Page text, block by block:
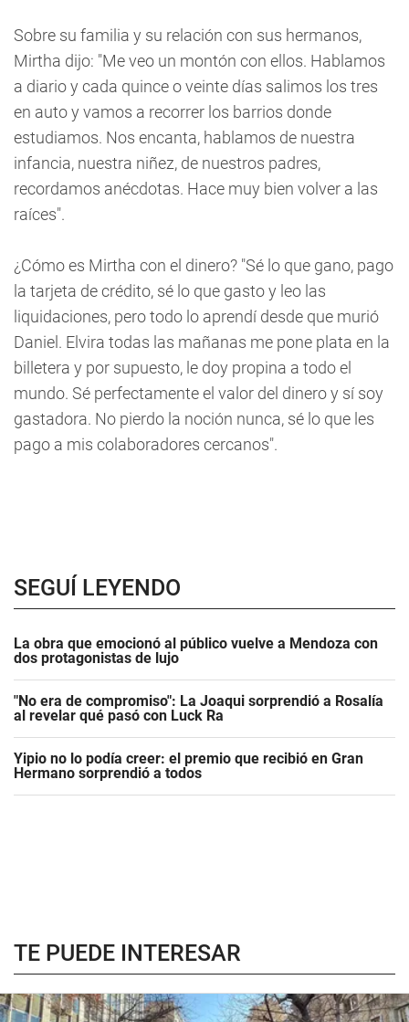
Sobre su familia y su relación con sus hermanos,
Mirtha dijo: "Me veo un montón con ellos. Hablamos
a diario y cada quince o veinte días salimos los tres
en auto y vamos a recorrer los barrios donde
estudiamos. Nos encanta, hablamos de nuestra
infancia, nuestra niñez, de nuestros padres,
recordamos anécdotas. Hace muy bien volver a las
raíces".
¿Cómo es Mirtha con el dinero? "Sé lo que gano, pago
la tarjeta de crédito, sé lo que gasto y leo las
liquidaciones, pero todo lo aprendí desde que murió
Daniel. Elvira todas las mañanas me pone plata en la
billetera y por supuesto, le doy propina a todo el
mundo. Sé perfectamente el valor del dinero y sí soy
gastadora. No pierdo la noción nunca, sé lo que les
pago a mis colaboradores cercanos".
SEGUÍ LEYENDO
La obra que emocionó al público vuelve a Mendoza con
dos protagonistas de lujo
"No era de compromiso": La Joaqui sorprendió a Rosalía
al revelar qué pasó con Luck Ra
Yipio no lo podía creer: el premio que recibió en Gran
Hermano sorprendió a todos
TE PUEDE INTERESAR